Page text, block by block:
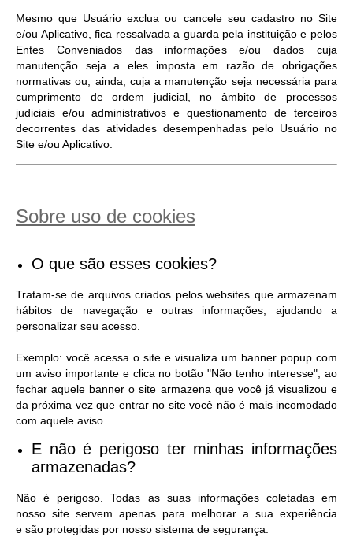
Mesmo que Usuário exclua ou cancele seu cadastro no Site
e/ou Aplicativo, fica ressalvada a guarda pela instituição e pelos
Entes Conveniados das informações e/ou dados cuja
manutenção seja a eles imposta em razão de obrigações
normativas ou, ainda, cuja a manutenção seja necessária para
cumprimento de ordem judicial, no âmbito de processos
judiciais e/ou administrativos e questionamento de terceiros
decorrentes das atividades desempenhadas pelo Usuário no
Site e/ou Aplicativo.
Sobre uso de cookies
O que são esses cookies?
Tratam-se de arquivos criados pelos websites que armazenam
hábitos de navegação e outras informações, ajudando a
personalizar seu acesso.
Exemplo: você acessa o site e visualiza um banner popup com
um aviso importante e clica no botão "Não tenho interesse", ao
fechar aquele banner o site armazena que você já visualizou e
da próxima vez que entrar no site você não é mais incomodado
com aquele aviso.
E não é perigoso ter minhas informações
armazenadas?
Não é perigoso. Todas as suas informações coletadas em
nosso site servem apenas para melhorar a sua experiência
e são protegidas por nosso sistema de segurança.